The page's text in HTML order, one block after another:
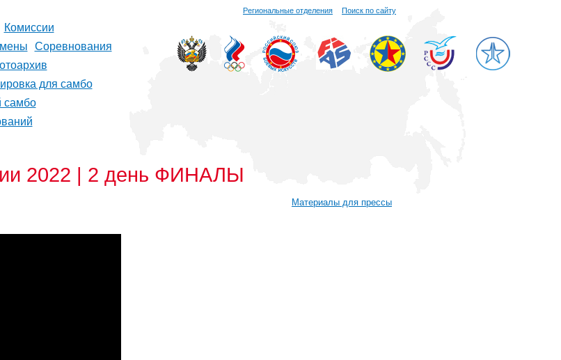
Региональные отделения Поиск по сайту
Комиссии
Соревнования
для самбо
самбо
2022 | 2 день ФИНАЛЫ
Материалы для прессы